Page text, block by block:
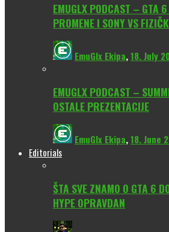
EMUGLX PODCAST – GTA
PROMENE I SONY VS
EmuGlx Ekipa,18. July
EMUGLX PODCAST –
OSTALE PREZENTACIJE
EmuGlx Ekipa,18. June
Editorials
ŠTA SVE ZNAMO O GTA 6
HYPE OPRAVDAN